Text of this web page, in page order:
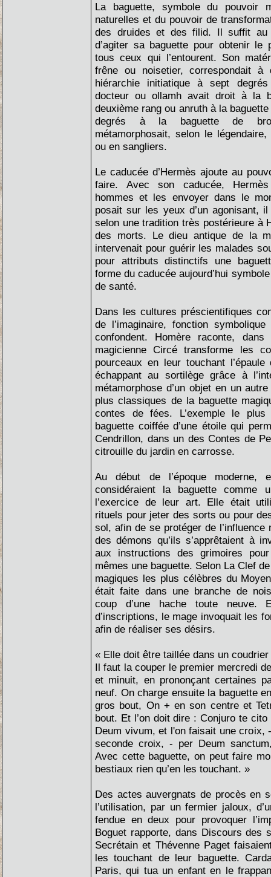
La baguette, symbole du pouvoir
naturelles et du pouvoir de
des druides et des filid. Il suffit au
d’agiter sa baguette pour obtenir le
tous ceux qui l’entourent. Son
frêne ou noisetier, correspondait à
hiérarchie initiatique à sept
docteur ou ollamh avait droit à la
deuxième rang ou anruth à la
degrés à la baguette de
métamorphosait, selon le
ou en sangliers.
Le caducée d’Hermès ajoute au
faire. Avec son caducée,
hommes et les envoyer dans le
posait sur les yeux d’un agonisant,
selon une tradition très postérieure à
des morts. Le dieu antique de la
intervenait pour guérir les malades
pour attributs distinctifs une
forme du caducée aujourd’hui
de santé.
Dans les cultures préscientifiques
de l’imaginaire, fonction
confondent. Homère raconte, dans
magicienne Circé transforme les
pourceaux en leur touchant
échappant au sortilège grâce à
métamorphose d’un objet en un
plus classiques de la baguette
contes de fées. L’exemple le
baguette coiffée d’une étoile qui
Cendrillon, dans un des Contes de
citrouille du jardin en carrosse.
Au début de l’époque moderne,
considéraient la baguette comme
l’exercice de leur art. Elle était
rituels pour jeter des sorts ou pour
sol, afin de se protéger de
des démons qu’ils s’apprêtaient à
aux instructions des grimoires
mêmes une baguette. Selon La Clef
magiques les plus célèbres du
était faite dans une branche de
coup d’une hache toute neuve.
d’inscriptions, le mage invoquait les
afin de réaliser ses désirs.
« Elle doit être taillée dans un coudrier
Il faut la couper le premier mercredi
et minuit, en prononçant certaines
neuf. On charge ensuite la baguette
gros bout, On + en son centre et
bout. Et l’on doit dire : Conjuro te
Deum vivum, et l'on faisait une croix,
seconde croix, - per Deum
Avec cette baguette, on peut faire
bestiaux rien qu’en les touchant. »
Des actes auvergnats de procès en
l’utilisation, par un fermier jaloux,
fendue en deux pour provoquer
Boguet rapporte, dans Discours des
Secrétain et Thévenne Paget
les touchant de leur baguette.
Paris, qui tua un enfant en le